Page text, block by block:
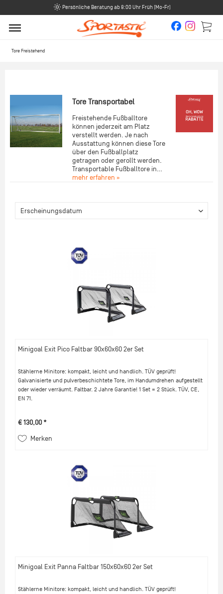
Persönliche Beratung ab 8:00 Uhr Früh (Mo-Fr)
Tore Freistehend
Tore Transportabel
Freistehende Fußballtore
können jederzeit am Platz
verstellt werden. Je nach
Ausstattung können diese Tore
über den Fußballplatz
getragen oder gerollt werden.
Transportable Fußballtore in...
mehr erfahren »
Minigoal Exit Pico Faltbar 90x60x60 2er Set
Stählerne Minitore: kompakt, leicht und handlich. TÜV geprüft!
Galvanisierte und pulverbeschichtete Tore, im Handumdrehen aufgestellt
oder wieder verräumt. Faltbar. 2 Jahre Garantie! 1 Set = 2 Stück. TÜV, CE,
EN 71.
€ 130,00 *
Merken
Minigoal Exit Panna Faltbar 150x60x60 2er Set
Stählerne Minitore: kompakt, leicht und handlich. TÜV geprüft!